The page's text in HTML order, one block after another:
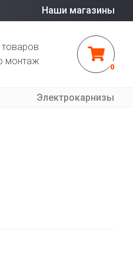
Наши магазины
монтаж
0
Электрокарнизы